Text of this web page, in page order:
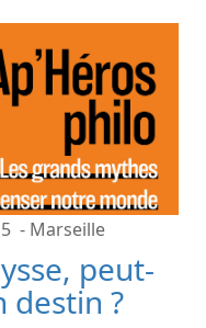
- Marseille
peut-
destin ?